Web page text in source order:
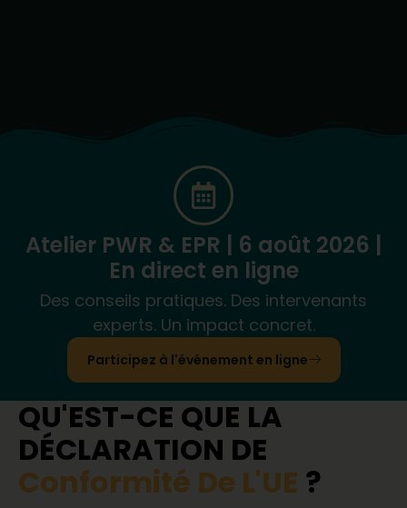
Atelier PWR & EPR | 6 août 2026 |
En direct en ligne
Des conseils pratiques. Des intervenants
experts. Un impact concret.
Participez à l'événement en ligne
QU'EST-CE QUE LA
DÉCLARATION DE
Conformité De L'UE ?